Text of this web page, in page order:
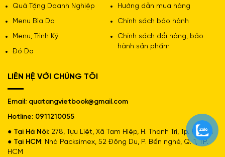
– Viết trơn, êm, mực ra đều, liên tục.
– Viết được ít nhất 3000m (trên giấy ISO 12757)
– Giắt được làm bằng kim loại, tảm và nút xi kim loại
sáng bóng tạo sự sang trọng.
– Sản phẩm phù hợp cho sinh viên, giáo viên và giới văn
phòng.
– Thiết kế trẻ trung kiểu dáng mạnh mẽ
Quà Tặng Doanh Nghiệp
Menu Bìa Da
Menu, Trình Ký
Đồ Da
Hướng dẫn mua hàng
Chính sách bảo hành
Chính sách đổi hàng, bảo
hành sản phẩm
LIÊN HỆ VỚI CHÚNG TÔI
Email: quatangvietbook@gmail.com
Hotline: 0911210055
● Tại Hà Nội: 278, Tựu Liệt, Xã Tam Hiệp, H. Thanh Trì, Tp. Hà Nội
● Tại HCM: Nhà Packsimex, 52 Đông Du, P. Bến nghé, Q. 1, TP.
HCM